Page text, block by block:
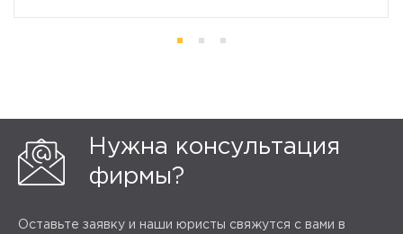
Нужна консультация
фирмы?
Оставьте заявку и наши юристы свяжутся с вами в